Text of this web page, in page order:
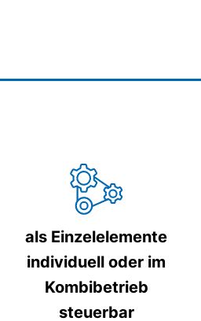
als Einzelelemente
individuell oder im
Kombibetrieb
steuerbar